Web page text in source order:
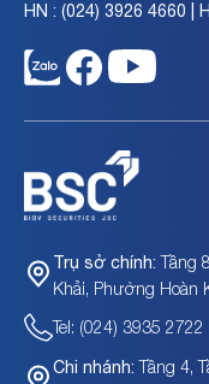
HN : (024) 3926 4660 |
Trụ sở chính: Tầng
Khải, Phường Hoàn
Tel: (024) 3935
Chi nhánh: Tầng 4,